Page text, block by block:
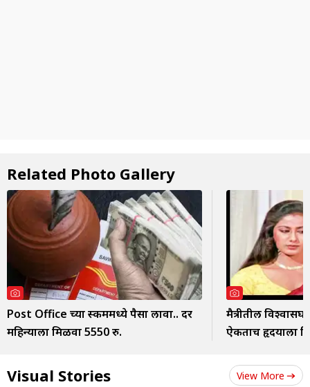
Related Photo Gallery
Post Office च्या स्कीममध्ये पैसा लावा.. दर
महिन्याला मिळवा 5550 रु.
मैत्रीतील
ऐकताच हृदयाला
Visual Stories View More